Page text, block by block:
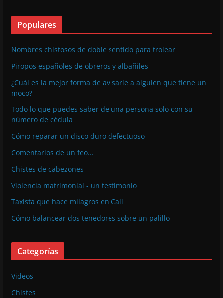
Populares
Nombres chistosos de doble sentido para trolear
Piropos españoles de obreros y albañiles
¿Cuál es la mejor forma de avisarle a alguien que tiene un
moco?
Todo lo que puedes saber de una persona solo con su
número de cédula
Cómo reparar un disco duro defectuoso
Comentarios de un feo...
Chistes de cabezones
Violencia matrimonial - un testimonio
Taxista que hace milagros en Cali
Cómo balancear dos tenedores sobre un palillo
Categorías
Videos
Chistes